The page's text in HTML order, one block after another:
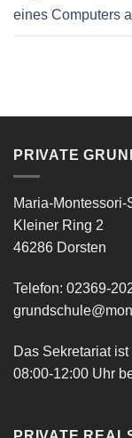
eines Computers
PRIVATE
Maria-Montessori-
Kleiner Ring 2
46286 Dorsten
Telefon: 02369-
Das Sekretariat ist
08:00-12:00 Uhr